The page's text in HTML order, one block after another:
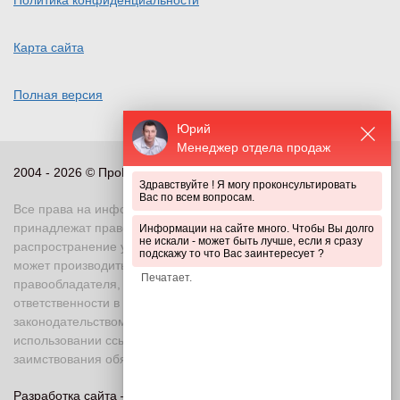
Юрий
Менеджер отдела продаж
Здравствуйте ! Я могу проконсультировать
Вас по всем вопросам.
Информации на сайте много. Чтобы Вы долго
не искали - может быть лучше, если я сразу
подскажу то что Вас заинтересует ?
Карта сайта
Полная версия
2004 - 2026 © ПроПериметр, все права защищены
Все права на информационные и иные материалы сайта
принадлежат правообладателю. Воспроизведение или
распространение указанных материалов в любой форме
может производиться только с письменного разрешения
правообладателя, в противном случае возможно применение
ответственности в соответствии с действующим
законодательством Российской Федерации. При
использовании ссылка на правообладателя и источник
заимствования обязательна
Разработка сайта —